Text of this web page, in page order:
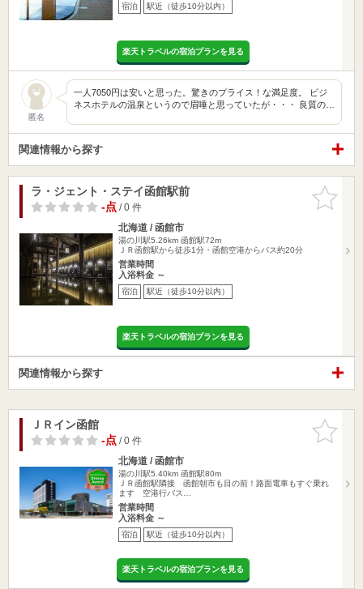
宿泊 駅近（徒歩10分以内）
楽天トラベルの宿泊プランを見る
匿名
一人7050円は安いと思った。驚きのプライス！な満足度。 ビジ
ネスホテルの温泉というので眉唾と思っていたが・・・ 良質の…
関連情報から探す
お気に入
りに追加
ラ・ジェント・ステイ函館駅前
-点/ 0 件
北海道 / 函館市
湯の川駅5.26km 函館駅72m
ＪＲ函館駅から徒歩1分・函館空港からバス約20分
営業時間
入浴料金 ～
宿泊 駅近（徒歩10分以内）
楽天トラベルの宿泊プランを見る
関連情報から探す
お気に入
りに追加
ＪＲイン函館
-点/ 0 件
北海道 / 函館市
湯の川駅5.40km 函館駅80m
ＪＲ函館駅隣接 函館朝市も目の前！路面電車もすぐ乗れ
ます 空港行バス…
営業時間
入浴料金 ～
宿泊 駅近（徒歩10分以内）
楽天トラベルの宿泊プランを見る